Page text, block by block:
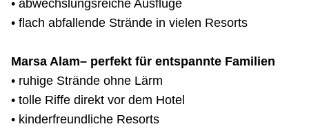
• abwechslungsreiche Ausflüge
• flach abfallende Strände in vielen Resorts
Marsa Alam– perfekt für entspannte Familien
• ruhige Strände ohne Lärm
• tolle Riffe direkt vor dem Hotel
• kinderfreundliche Resorts